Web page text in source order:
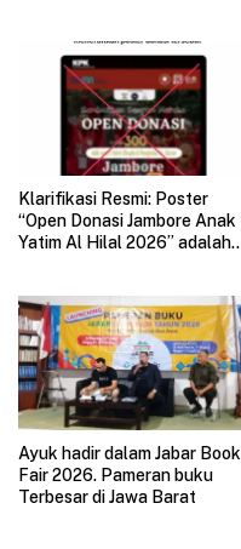
Klarifikasi Resmi: Poster
“Open Donasi Jambore Anak
Yatim Al Hilal 2026” adalah
Ayuk hadir dalam Jabar Book
Fair 2026. Pameran buku
Terbesar di Jawa Barat